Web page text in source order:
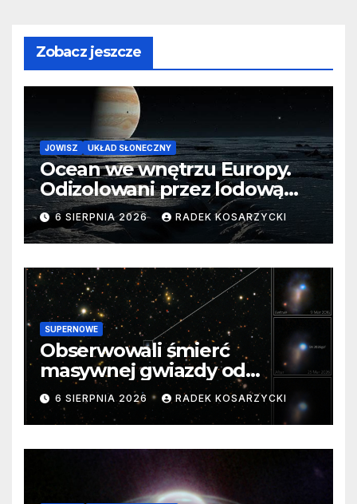
Zobacz jeszcze
JOWISZ UKŁAD SŁONECZNY
Ocean we wnętrzu Europy.
Odizolowani przez lodową
barierę
6 SIERPNIA 2026 RADEK KOSARZYCKI
SUPERNOWE
Obserwowali śmierć
masywnej gwiazdy od
samego początku. Niezwykle
cenne dane
6 SIERPNIA 2026 RADEK KOSARZYCKI